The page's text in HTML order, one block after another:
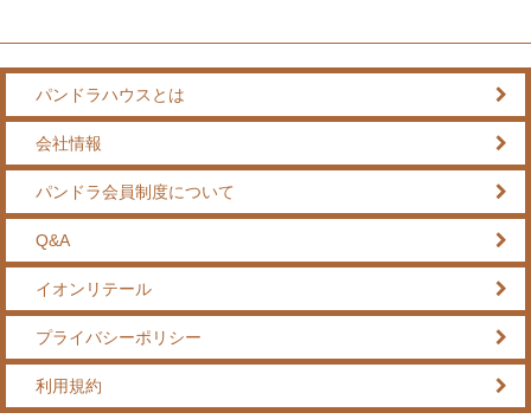
パンドラハウスとは
会社情報
パンドラ会員制度について
Q&A
イオンリテール
プライバシーポリシー
利用規約